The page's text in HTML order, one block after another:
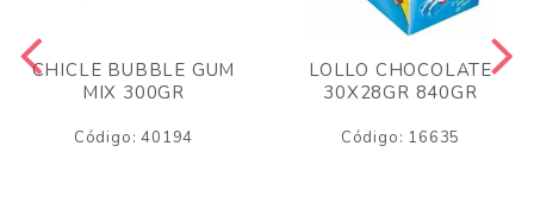
CHICLE BUBBLE GUM
MIX 300GR
Código: 40194
LOLLO CHOCOLATE
30X28GR 840GR
Código: 16635